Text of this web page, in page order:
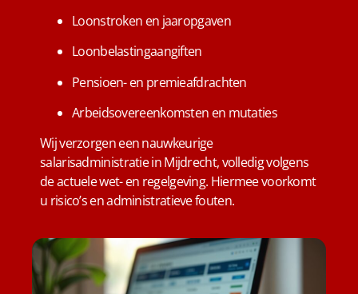
Loonstroken en jaaropgaven
Loonbelastingaangiften
Pensioen- en premieafdrachten
Arbeidsovereenkomsten en mutaties
Wij verzorgen een nauwkeurige
salarisadministratie in Mijdrecht, volledig volgens
de actuele wet- en regelgeving. Hiermee voorkomt
u risico’s en administratieve fouten.